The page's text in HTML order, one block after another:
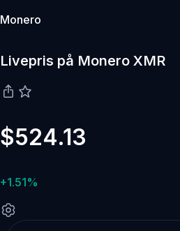
Monero
Livepris på Monero XMR
$524.13
+1.51%